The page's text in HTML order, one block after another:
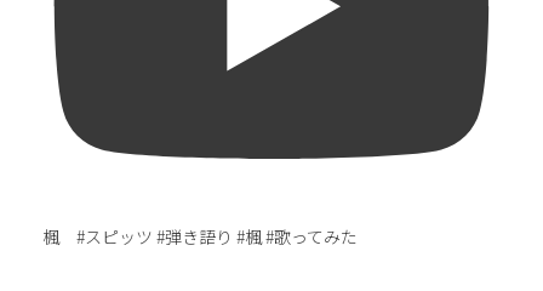
楓 #スピッツ #弾き語り #楓 #歌ってみた